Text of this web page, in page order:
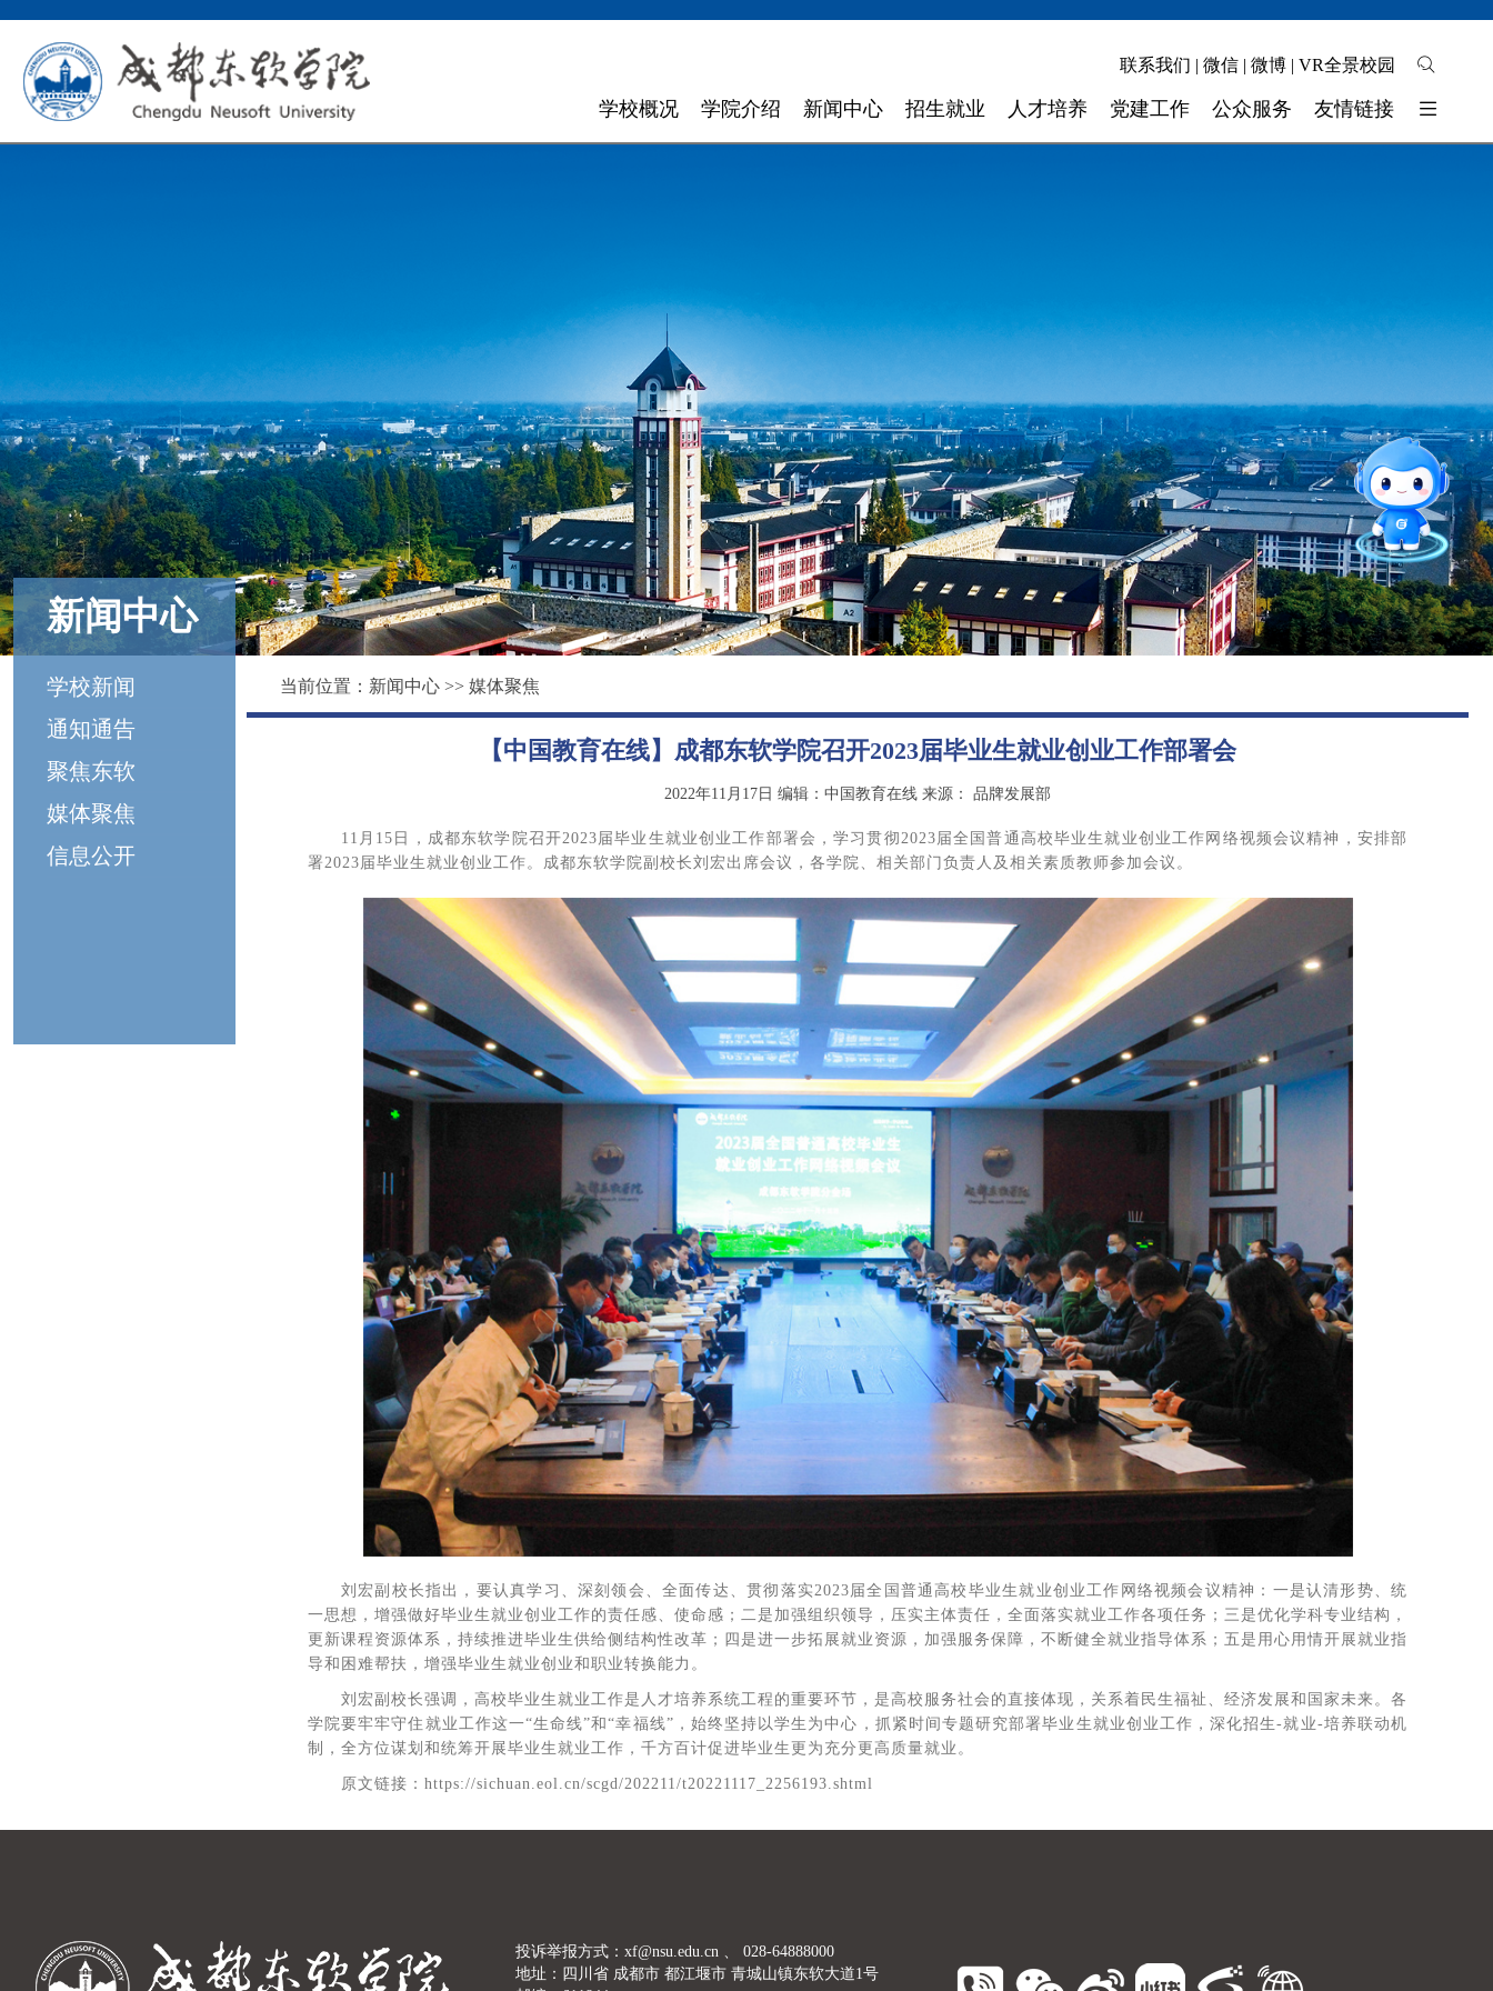
联系我们 | 微信 | 微博 | VR全景校园
学校概况
组织机构
理念特色
大 事 记
领导关怀
校园环境
影像东软
大学精神
学院介绍
数字艺术与设计学院
外国语学院
健康医疗科技学院
数智应用技术学院
国际教育学院
数据科学与基础学院
马克思主义学院
继续教育（培训）学院
新闻中心
媒体聚焦
招生就业 人才培养
校 团 委
师资力量
奖助学金
图书馆
后勤保障
党建工作 公众服务
联系我们
友情链接
四川省高校网络理政平台
新闻中心
学校新闻
通知通告
聚焦东软
媒体聚焦
信息公开
当前位置： 新闻中心 >> 媒体聚焦
【中国教育在线】成都东软学院召开2023届毕业生就业创业工作部署会
2022年11月17日 编辑：中国教育在线 来源： 品牌发展部
11月15日，成都东软学院召开2023届毕业生就业创业工作部署会，学习贯彻2023届全国普通高校毕业生就业创业工作网络视频会议精神，安排部
署2023届毕业生就业创业工作。成都东软学院副校长刘宏出席会议，各学院、相关部门负责人及相关素质教师参加会议。
刘宏副校长指出，要认真学习、深刻领会、全面传达、贯彻落实2023届全国普通高校毕业生就业创业工作网络视频会议精神：一是认清形势、统
一思想，增强做好毕业生就业创业工作的责任感、使命感；二是加强组织领导，压实主体责任，全面落实就业工作各项任务；三是优化学科专业结构，
更新课程资源体系，持续推进毕业生供给侧结构性改革；四是进一步拓展就业资源，加强服务保障，不断健全就业指导体系；五是用心用情开展就业指
导和困难帮扶，增强毕业生就业创业和职业转换能力。
刘宏副校长强调，高校毕业生就业工作是人才培养系统工程的重要环节，是高校服务社会的直接体现，关系着民生福祉、经济发展和国家未来。各
学院要牢牢守住就业工作这一“生命线”和“幸福线”，始终坚持以学生为中心，抓紧时间专题研究部署毕业生就业创业工作，深化招生-就业-培养联动机
制，全方位谋划和统筹开展毕业生就业工作，千方百计促进毕业生更为充分更高质量就业。
原文链接：https://sichuan.eol.cn/scgd/202211/t20221117_2256193.shtml
投诉举报方式：xf@nsu.edu.cn 、 028-64888000
地址：四川省 成都市 都江堰市 青城山镇东软大道1号
留言板
招就官微
报考指南